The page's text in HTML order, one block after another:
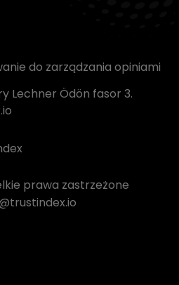
do zarządzania opiniami
Lechner Ödön fasor 3.
prawa zastrzeżone